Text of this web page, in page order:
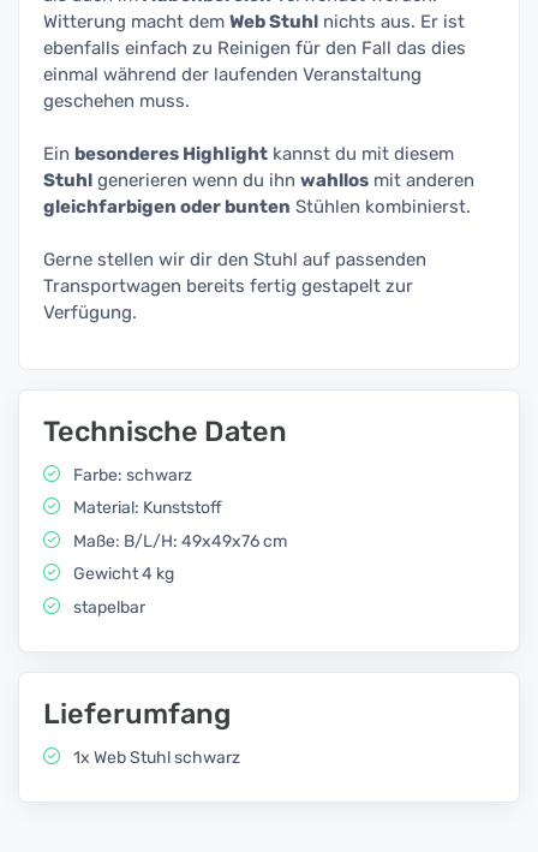
Witterung macht dem Web Stuhl nichts aus. Er ist
ebenfalls einfach zu Reinigen für den Fall das dies
einmal während der laufenden Veranstaltung
geschehen muss.
Ein besonderes Highlight kannst du mit diesem
Stuhl generieren wenn du ihn wahllos mit anderen
gleichfarbigen oder bunten Stühlen kombinierst.
Gerne stellen wir dir den Stuhl auf passenden
Transportwagen bereits fertig gestapelt zur
Verfügung.
Technische Daten
Farbe: schwarz
Material: Kunststoff
Maße: B/L/H: 49x49x76 cm
Gewicht 4 kg
stapelbar
Lieferumfang
1x Web Stuhl schwarz